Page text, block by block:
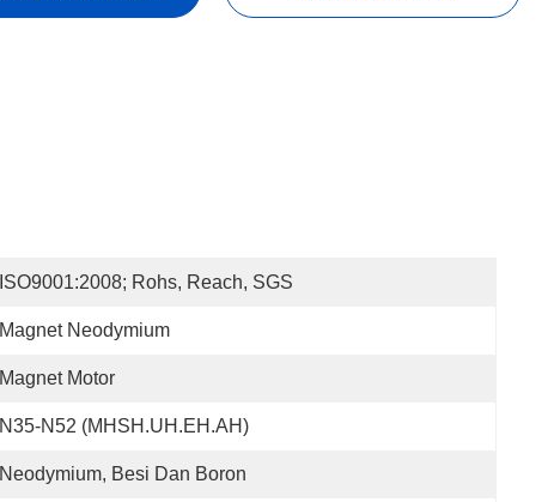
ISO9001:2008; Rohs, Reach, SGS
Magnet Neodymium
Magnet Motor
N35-N52 (MHSH.UH.EH.AH)
Neodymium, Besi Dan Boron